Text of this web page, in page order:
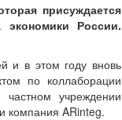
присуждается
экономики России.
и в этом году вновь
по коллаборации
учреждении
компания ARinteg.